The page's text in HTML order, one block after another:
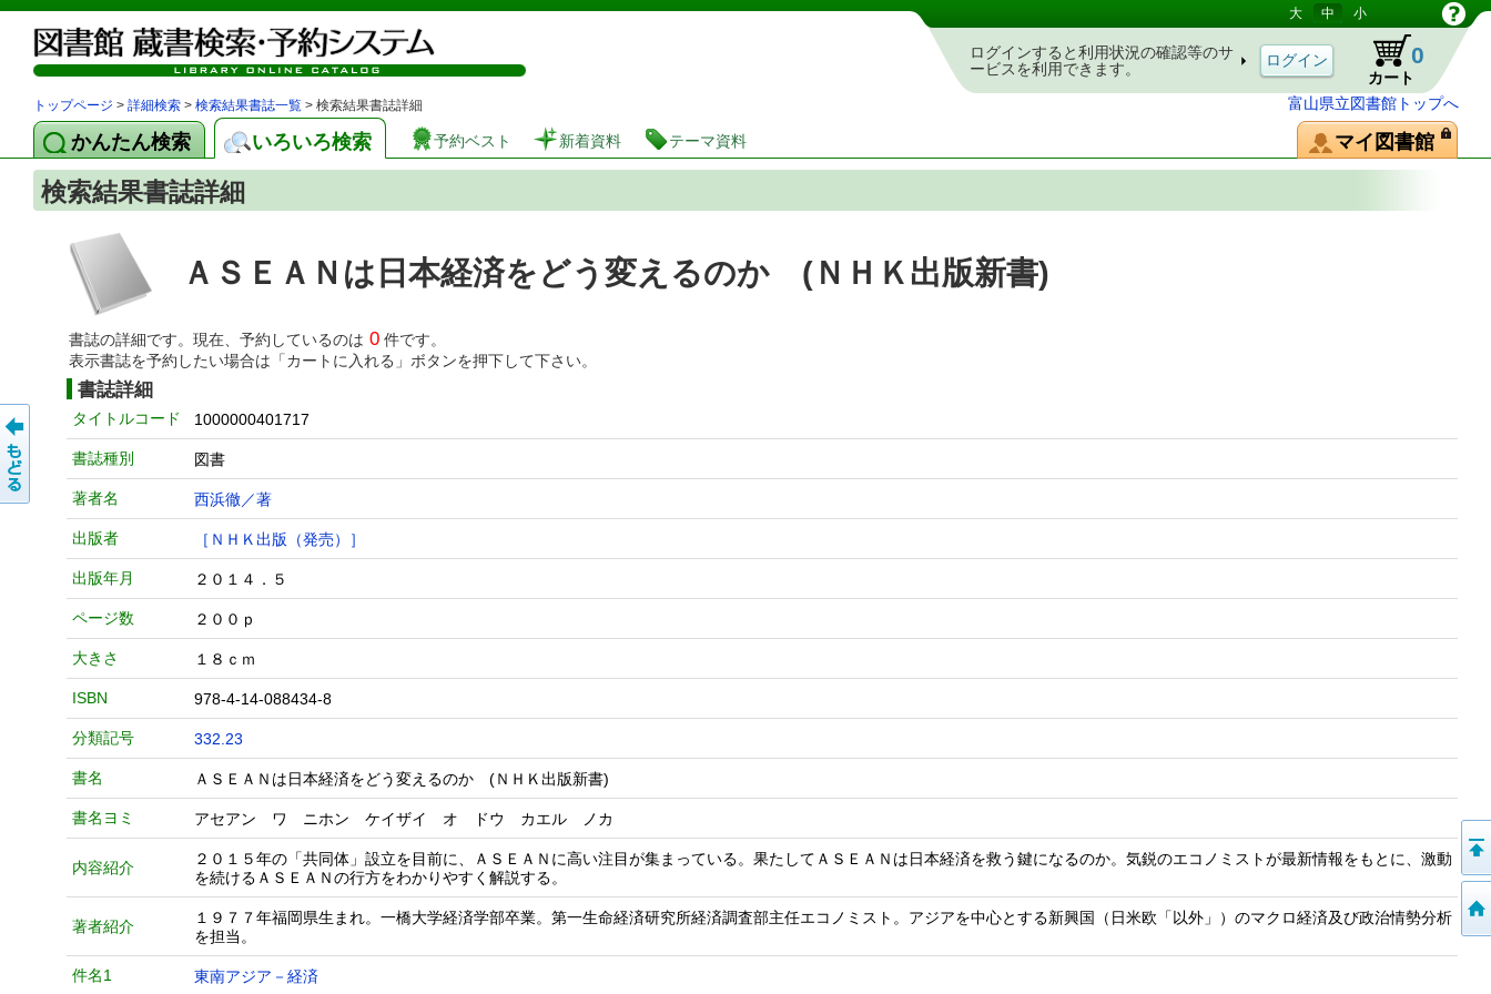
図書館 蔵書検索・予約システム 大 中 小
ログインすると利用状況の確認等のサ
ービスを利用できます。
カート
0
富山県立図書館トップへ
トップページ > 詳細検索 > 検索結果書誌一覧 > 検索結果書誌詳細
かんたん検索 いろいろ検索 予約ベスト 新着資料 テーマ資料 マイ図書館
検索結果書誌詳細
ＡＳＥＡＮは日本経済をどう変えるのか (ＮＨＫ出版新書)
書誌の詳細です。現在、予約しているのは 0 件です。
表示書誌を予約したい場合は「カートに入れる」ボタンを押下して下さい。
書誌詳細
タイトルコード 1000000401717
書誌種別 図書
著者名 西浜徹／著
出版者 ［ＮＨＫ出版（発売）］
出版年月 ２０１４．５
ページ数 ２００ｐ
大きさ １８ｃｍ
ISBN 978-4-14-088434-8
分類記号 332.23
書名 ＡＳＥＡＮは日本経済をどう変えるのか (ＮＨＫ出版新書)
書名ヨミ アセアン ワ ニホン ケイザイ オ ドウ カエル ノカ
内容紹介
２０１５年の「共同体」設立を目前に、ＡＳＥＡＮに高い注目が集まっている。果たしてＡＳＥＡＮは日本経済を救う鍵になるのか。気鋭のエコノミストが最新情報をもとに、激動
を続けるＡＳＥＡＮの行方をわかりやすく解説する。
著者紹介
１９７７年福岡県生まれ。一橋大学経済学部卒業。第一生命経済研究所経済調査部主任エコノミスト。アジアを中心とする新興国（日米欧「以外」）のマクロ経済及び政治情勢分析
を担当。
件名1 東南アジア－経済